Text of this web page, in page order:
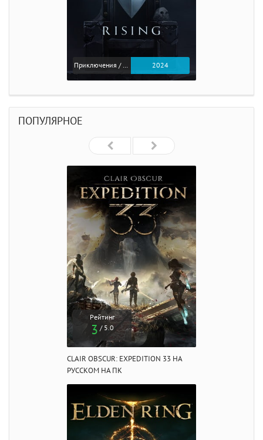
Приключения / Экшен 2024
ПОПУЛЯРНОЕ
Рейтинг
3 / 5.0
CLAIR OBSCUR: EXPEDITION 33 НА
РУССКОМ НА ПК